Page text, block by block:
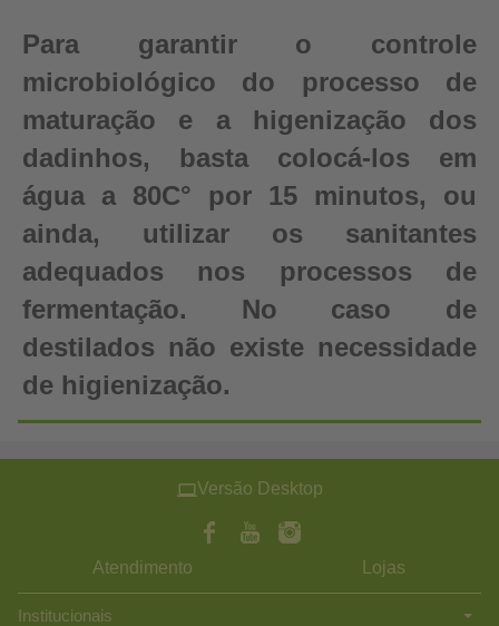
Para garantir o controle
microbiológico do processo de
maturação e a higenização dos
dadinhos, basta colocá-los em
água a 80C° por 15 minutos, ou
ainda, utilizar os sanitantes
adequados nos processos de
fermentação. No caso de
destilados não existe necessidade
de higienização.
Versão Desktop
Atendimento Lojas
Institucionais